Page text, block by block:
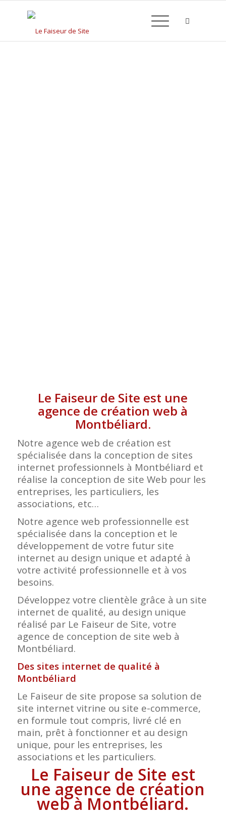
Le Faiseur de Site est une
agence de création web à
Montbéliard.
Notre agence web de création est
spécialisée dans la conception de sites
internet professionnels à Montbéliard et
réalise la conception de site Web pour les
entreprises, les particuliers, les
associations, etc…
Notre agence web professionnelle est
spécialisée dans la conception et le
développement de votre futur site
internet au design unique et adapté à
votre activité professionnelle et à vos
besoins.
Développez votre clientèle grâce à un site
internet de qualité, au design unique
réalisé par Le Faiseur de Site, votre
agence de conception de site web à
Montbéliard.
Des sites internet de qualité à
Montbéliard
Le Faiseur de site propose sa solution de
site internet vitrine ou site e-commerce,
en formule tout compris, livré clé en
main, prêt à fonctionner et au design
unique, pour les entreprises, les
associations et les particuliers.
Le Faiseur de Site est
une agence de création
web à Montbéliard.